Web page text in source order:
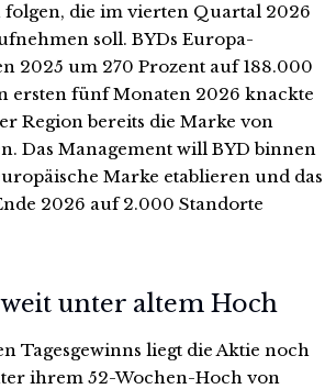
die im vierten Quartal 2026
soll. BYDs Europa-
2025 um 270 Prozent auf 188.000
ersten fünf Monaten 2026 knackte
Region bereits die Marke von
Das Management will BYD binnen
Marke etablieren und das
2026 auf 2.000 Standorte
unter altem Hoch
Tagesgewinns liegt die Aktie noch
ihrem 52-Wochen-Hoch von